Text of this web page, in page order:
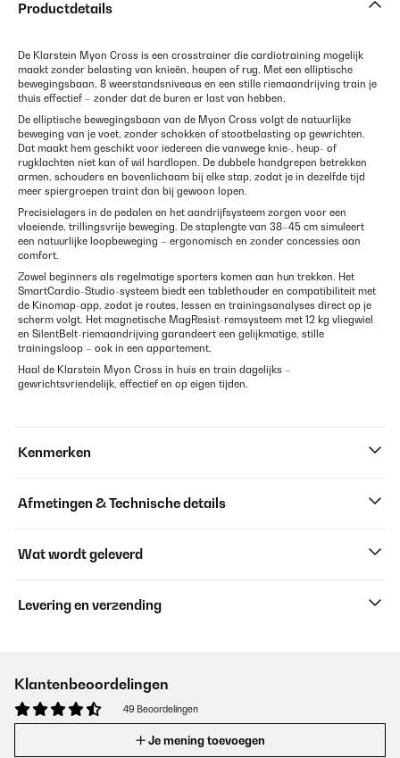
Productdetails
De Klarstein Myon Cross is een crosstrainer die cardiotraining mogelijk
maakt zonder belasting van knieën, heupen of rug. Met een elliptische
bewegingsbaan, 8 weerstandsniveaus en een stille riemaandrijving train je
thuis effectief – zonder dat de buren er last van hebben.
De elliptische bewegingsbaan van de Myon Cross volgt de natuurlijke
beweging van je voet, zonder schokken of stootbelasting op gewrichten.
Dat maakt hem geschikt voor iedereen die vanwege knie-, heup- of
rugklachten niet kan of wil hardlopen. De dubbele handgrepen betrekken
armen, schouders en bovenlichaam bij elke stap, zodat je in dezelfde tijd
meer spiergroepen traint dan bij gewoon lopen.
Precisielagers in de pedalen en het aandrijfsysteem zorgen voor een
vloeiende, trillingsvrije beweging. De staplengte van 38–45 cm simuleert
een natuurlijke loopbeweging – ergonomisch en zonder concessies aan
comfort.
Zowel beginners als regelmatige sporters komen aan hun trekken. Het
SmartCardio-Studio-systeem biedt een tablethouder en compatibiliteit met
de Kinomap-app, zodat je routes, lessen en trainingsanalyses direct op je
scherm volgt. Het magnetische MagResist-remsysteem met 12 kg vliegwiel
en SilentBelt-riemaandrijving garandeert een gelijkmatige, stille
trainingsloop – ook in een appartement.
Haal de Klarstein Myon Cross in huis en train dagelijks –
gewrichtsvriendelijk, effectief en op eigen tijden.
Kenmerken
Afmetingen & Technische details
Wat wordt geleverd
Levering en verzending
Klantenbeoordelingen
49 Beoordelingen
Je mening toevoegen